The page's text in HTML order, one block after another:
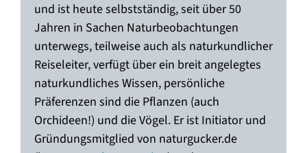
und ist heute selbstständig, seit über 50
Jahren in Sachen Naturbeobachtungen
unterwegs, teilweise auch als naturkundlicher
Reiseleiter, verfügt über ein breit angelegtes
naturkundliches Wissen, persönliche
Präferenzen sind die Pflanzen (auch
Orchideen!) und die Vögel. Er ist Initiator und
Gründungsmitglied von naturgucker.de